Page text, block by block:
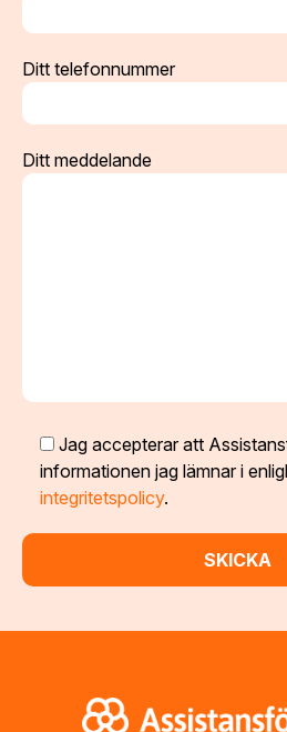
Ditt telefonnummer
Ditt meddelande
Jag accepterar att
informationen jag lämnar i
integritetspolicy.